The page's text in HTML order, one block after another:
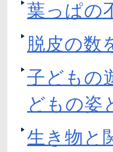
葉っぱの
脱皮の数
子どもの
どもの姿
生き物と